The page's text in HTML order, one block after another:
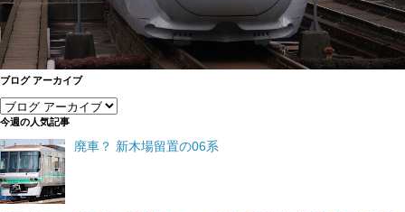
ブログ アーカイブ
今週の人気記事
廃車？ 新木場留置の06系